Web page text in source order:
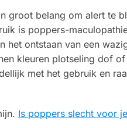
groot belang om alert te
is poppers-
het ontstaan van een
kleuren plotseling dof
met het gebruik en
Is poppers slecht voor